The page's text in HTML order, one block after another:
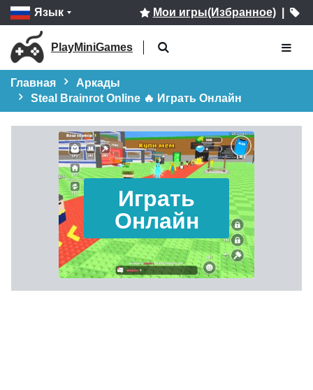
Язык Мои игры(Избранное)|
PlayMiniGames
Главная
Аркады
Steal Brainrot Online 🔥 Играть Онлайн
Играть
Онлайн